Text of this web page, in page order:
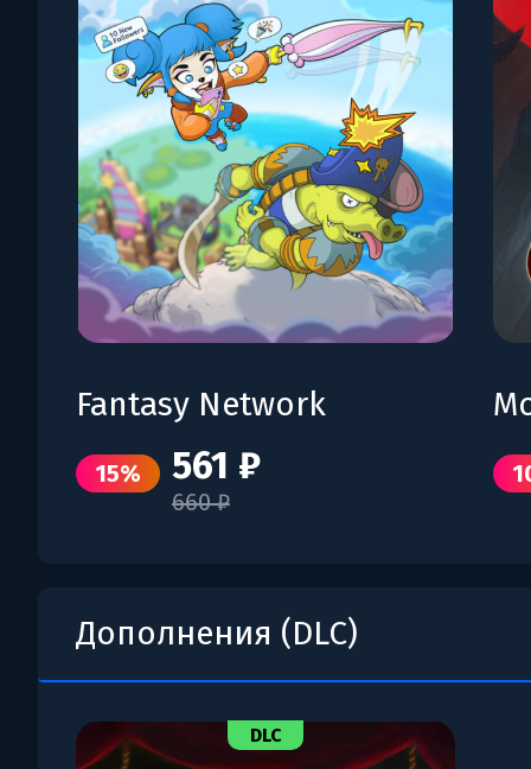
Fantasy Network
15% 561 ₽
660 ₽
Дополнения (DLC)
DLC